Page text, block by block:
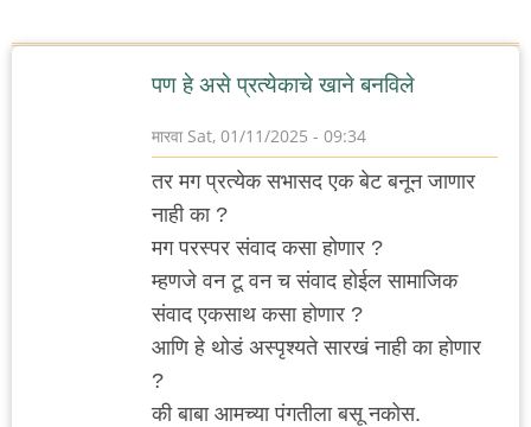
पण हे असे प्रत्येकाचे खाने बनविले
मारवा Sat, 01/11/2025 - 09:34
तर मग प्रत्येक सभासद एक बेट बनून जाणार
नाही का ?
मग परस्पर संवाद कसा होणार ?
म्हणजे वन टू वन च संवाद होईल सामाजिक
संवाद एकसाथ कसा होणार ?
आणि हे थोडं अस्पृश्यते सारखं नाही का होणार
?
की बाबा आमच्या पंगतीला बसू नकोस.